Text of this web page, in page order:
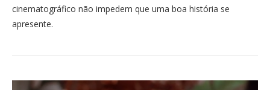
cinematográfico não impedem que uma boa história se
apresente.